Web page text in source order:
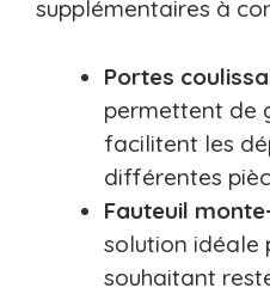
supplémentaires à
Portes
permettent de
facilitent les
différentes
Fauteuil
solution idéale
souhaitant